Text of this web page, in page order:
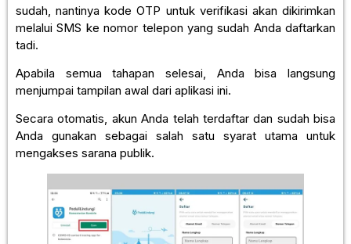
sudah, nantinya kode OTP untuk verifikasi akan dikirimkan
melalui SMS ke nomor telepon yang sudah Anda daftarkan
tadi.
Apabila semua tahapan selesai, Anda bisa langsung
menjumpai tampilan awal dari aplikasi ini.
Secara otomatis, akun Anda telah terdaftar dan sudah bisa
Anda gunakan sebagai salah satu syarat utama untuk
mengakses sarana publik.